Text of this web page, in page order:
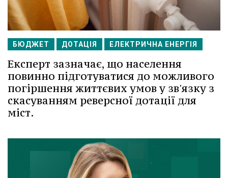
БЮДЖЕТ ДОТАЦІЯ ЕЛЕКТРИЧНА ЕНЕРГІЯ
Експерт зазначає, що населення
повинно підготуватися до можливого
погіршення життєвих умов у зв'язку з
скасуванням реверсної дотації для
міст.